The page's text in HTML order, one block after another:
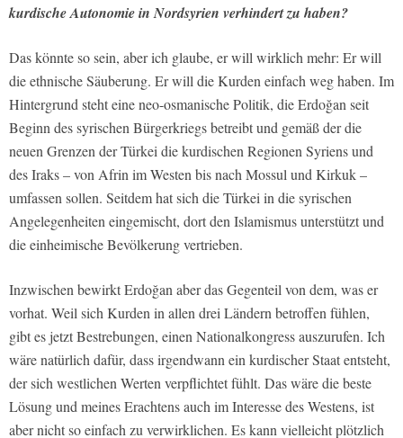
kurdische Autonomie in Nordsyrien verhindert zu haben?
Das könnte so sein, aber ich glaube, er will wirklich mehr: Er will
die ethnische Säuberung. Er will die Kurden einfach weg haben. Im
Hintergrund steht eine neo-osmanische Politik, die Erdoğan seit
Beginn des syrischen Bürgerkriegs betreibt und gemäß der die
neuen Grenzen der Türkei die kurdischen Regionen Syriens und
des Iraks – von Afrin im Westen bis nach Mossul und Kirkuk –
umfassen sollen. Seitdem hat sich die Türkei in die syrischen
Angelegenheiten eingemischt, dort den Islamismus unterstützt und
die einheimische Bevölkerung vertrieben.
Inzwischen bewirkt Erdoğan aber das Gegenteil von dem, was er
vorhat. Weil sich Kurden in allen drei Ländern betroffen fühlen,
gibt es jetzt Bestrebungen, einen Nationalkongress auszurufen. Ich
wäre natürlich dafür, dass irgendwann ein kurdischer Staat entsteht,
der sich westlichen Werten verpflichtet fühlt. Das wäre die beste
Lösung und meines Erachtens auch im Interesse des Westens, ist
aber nicht so einfach zu verwirklichen. Es kann vielleicht plötzlich